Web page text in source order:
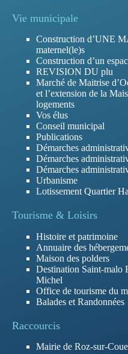
Vie municipale
Construction d’UNE
maternel(le)s
Construction d’un
REVISION DU plu
Marché de Maitrise
et l’extension de la
logements
Vos élus
Conseil municipal
Publications
Démarches
Démarches
Démarches
Urbanisme
Lotissement Quartier
Tourisme & Loisirs
Histoire et patrimoine
Annuaire des
Maison des polders
Destination Saint-malo
Michel
Office de tourisme du
Balades et Randonnées
Raccourcis
Mairie de Roz-sur-